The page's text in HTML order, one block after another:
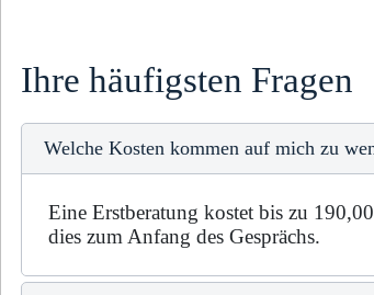
Ihre häufigsten Fragen
Welche Kosten kommen auf mich zu
Eine Erstberatung kostet bis zu
dies zum Anfang des Gesprächs.